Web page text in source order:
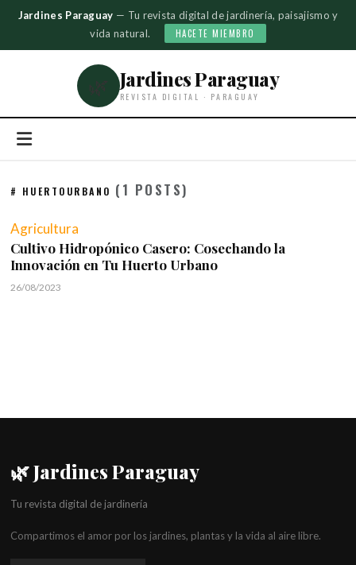
Jardines Paraguay — Tu revista digital de jardinería, paisajismo y
vida natural.
HACETE MIEMBRO
🌿 Jardines Paraguay
REVISTA DIGITAL · PARAGUAY
# HUERTOURBANO (1 POSTS)
Agricultura
Cultivo Hidropónico Casero: Cosechando la
Innovación en Tu Huerto Urbano
26/08/2023
🌿 Jardines Paraguay
Tu revista digital de jardinería
Compartimos el amor por los jardines, plantas y la vida al aire libre.